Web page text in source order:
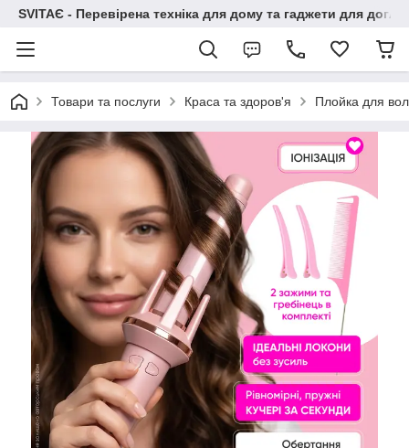
SVITAЄ - Перевірена техніка для дому та гаджети для
Товари та послуги Краса та здоров'я Плойка для